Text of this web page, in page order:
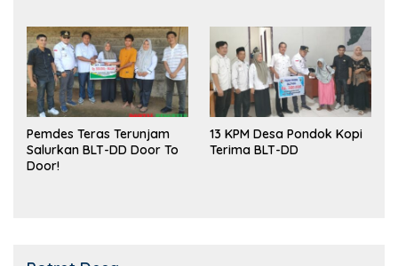
Pemdes Teras Terunjam
Salurkan BLT-DD Door To
Door!
13 KPM Desa Pondok Kopi
Terima BLT-DD